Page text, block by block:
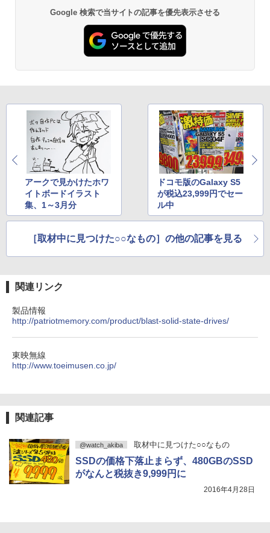
Google 検索で当サイトの記事を優先表示させる
アークで見かけたホワ
イトボードイラスト
集、1～3月分
ドコモ版のGalaxy S5
が税込23,999円でセー
ル中
［取材中に見つけた○○なもの］の他の記事を見る
関連リンク
製品情報
http://patriotmemory.com/product/blast-solid-state-drives/
東映無線
http://www.toeimusen.co.jp/
関連記事
@watch_akiba 取材中に見つけた○○なもの
SSDの価格下落止まらず、480GBのSSD
がなんと税抜き9,999円に
2016年4月28日